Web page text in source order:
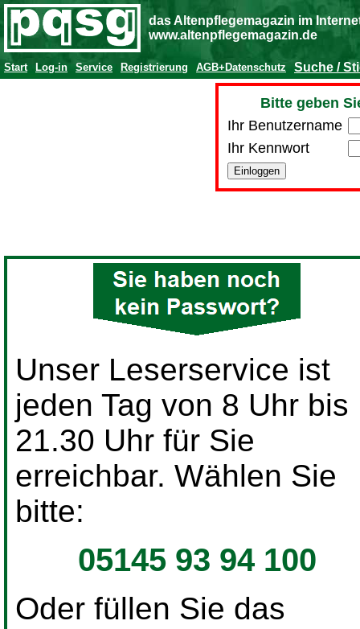
das Altenpflegemagazin im
www.altenpflegemagazin.de
Start Log-in Service Registrierung AGB+Datenschutz Suche /
Bitte geben
Ihr Benutzername
Ihr Kennwort
Unser Leserservice ist
jeden Tag von 8 Uhr bis
21.30 Uhr für Sie
erreichbar. Wählen Sie
bitte:
05145 93 94 100
Oder füllen Sie das